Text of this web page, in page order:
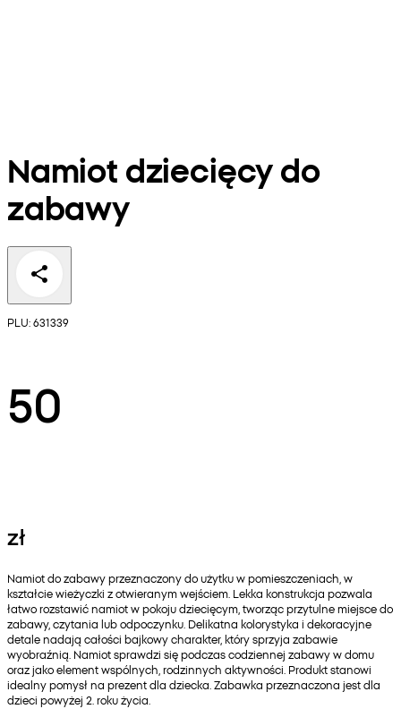
Namiot dziecięcy do
zabawy
PLU: 631339
50
zł
Namiot do zabawy przeznaczony do użytku w pomieszczeniach, w
kształcie wieżyczki z otwieranym wejściem. Lekka konstrukcja pozwala
łatwo rozstawić namiot w pokoju dziecięcym, tworząc przytulne miejsce do
zabawy, czytania lub odpoczynku. Delikatna kolorystyka i dekoracyjne
detale nadają całości bajkowy charakter, który sprzyja zabawie
wyobraźnią. Namiot sprawdzi się podczas codziennej zabawy w domu
oraz jako element wspólnych, rodzinnych aktywności. Produkt stanowi
idealny pomysł na prezent dla dziecka. Zabawka przeznaczona jest dla
dzieci powyżej 2. roku życia.